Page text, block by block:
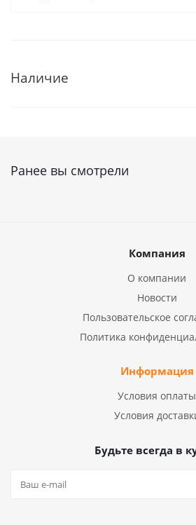
Наличие
Ранее вы смотрели
Компания
О компании
Новости
Пользовательское
Политика
Информация
Условия оплаты
Условия
Будьте всегда в